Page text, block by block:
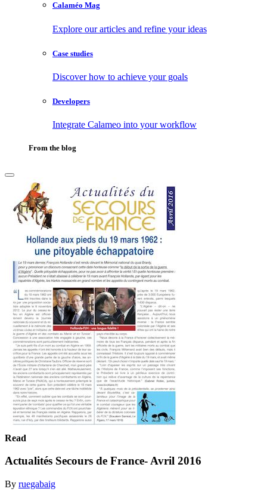
Calaméo Mag
Explore our articles and refine your ideas
Case studies
Discover how to achieve your goals
Developers
Integrate Calameo into your workflow
From the blog
Read
Actualités Secours de France- Avril 2016
By ruegabaig